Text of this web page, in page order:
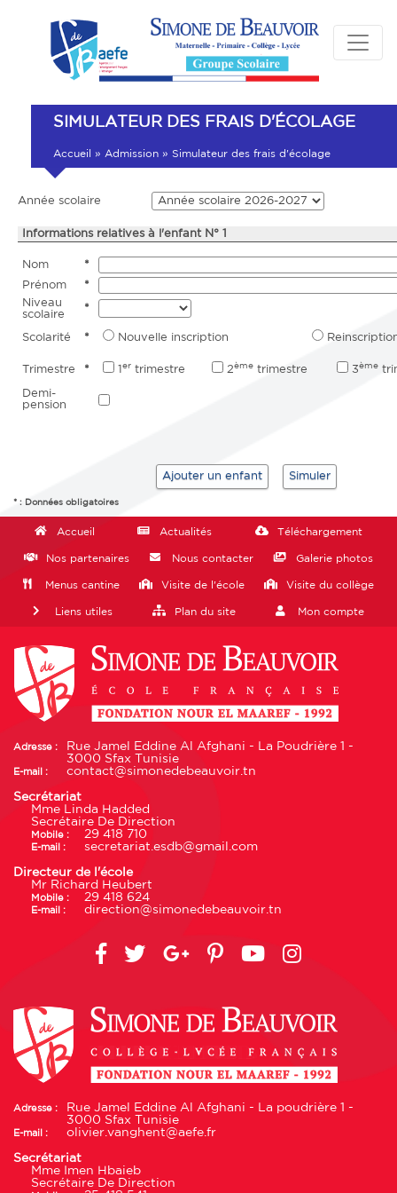
SIMULATEUR DES FRAIS D'ÉCOLAGE
Accueil » Admission » Simulateur des frais d'écolage
Année scolaire
Informations relatives à l'enfant N° 1
Nom
*
Prénom
*
Niveau
scolaire
*
Scolarité * Nouvelle inscription
Trimestre * 1 er trimestre 2ème trimestre 3ème
Demi-
pension
* : Données obligatoires
Accueil Actualités Téléchargement
Nos partenaires Nous contacter Galerie photos
Menus cantine Visite de l'école Visite du collège
Liens utiles Plan du site Mon compte
Adresse :
Rue Jamel Eddine Al Afghani - La Poudrière 1 -
3000 Sfax Tunisie
E-mail : contact@simonedebeauvoir.tn
Secrétariat
Mme Linda Hadded
Secrétaire De Direction
Mobile : 29 418 710
E-mail : secretariat.esdb@gmail.com
Directeur de l'école
Mr Richard Heubert
Mobile : 29 418 624
E-mail : direction@simonedebeauvoir.tn
Adresse :
Rue Jamel Eddine Al Afghani - La poudrière 1 -
3000 Sfax Tunisie
E-mail : olivier.vanghent@aefe.fr
Secrétariat
Mme Imen Hbaieb
Secrétaire De Direction